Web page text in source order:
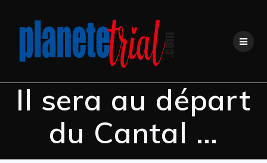
content
Il sera au départ
du Cantal …